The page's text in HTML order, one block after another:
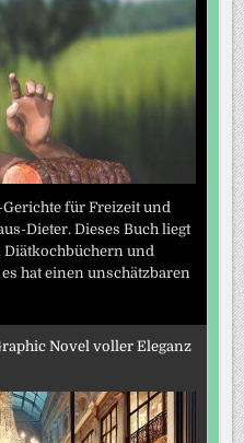
für Freizeit und
Dieter. Dieses Buch liegt
und
hat einen unschätzbaren
Novel voller Eleganz